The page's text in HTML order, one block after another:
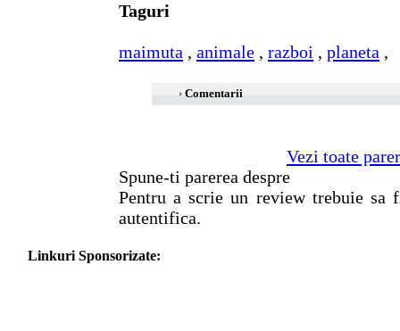
Taguri
maimuta , animale , razboi , planeta ,
Comentarii
Vezi toate
Spune-ti parerea despre
Pentru a scrie un review trebuie
autentifica.
Linkuri Sponsorizate: